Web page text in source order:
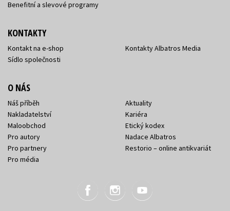
Benefitní a slevové programy
KONTAKTY
Kontakt na e-shop
Sídlo společnosti
Kontakty Albatros Media
O NÁS
Náš příběh
Nakladatelství
Maloobchod
Pro autory
Pro partnery
Pro média
Aktuality
Kariéra
Etický kodex
Nadace Albatros
Restorio – online antikvariát